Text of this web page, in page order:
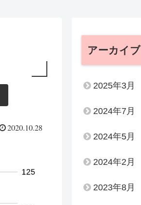
2020.10.28
アーカイブ
2025年3月
2024年7月
2024年5月
2024年2月
2023年8月